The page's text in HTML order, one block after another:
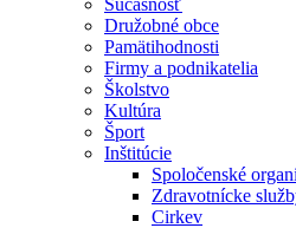
Súčasnosť
Družobné obce
Pamätihodnosti
Firmy a podnikatelia
Školstvo
Kultúra
Šport
Inštitúcie
Spoločenské
Zdravotnícke
Cirkev